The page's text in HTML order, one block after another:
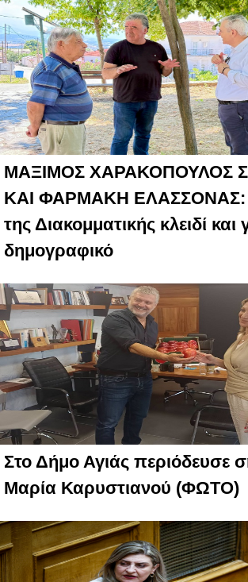
ΜΑΞΙΜΟΣ ΧΑΡΑΚΟΠΟΥΛΟΣ
ΚΑΙ ΦΑΡΜΑΚΗ ΕΛΑΣΣΟΝΑΣ:
της Διακομματικής κλειδί και
δημογραφικό
Στο Δήμο Αγιάς περιόδευσε
Μαρία Καρυστιανού (ΦΩΤΟ)